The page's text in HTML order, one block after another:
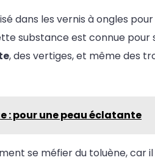
dans les vernis à ongles
substance est connue pour
, des vertiges, et même des
: pour une peau éclatante
se méfier du toluène, car